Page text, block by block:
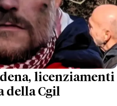
licenziamenti
della Cgil